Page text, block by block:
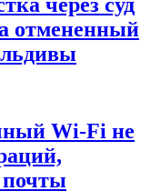
через суд
отмененный
Wi-Fi не
почты